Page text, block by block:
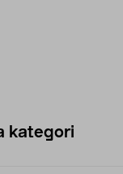
kategori